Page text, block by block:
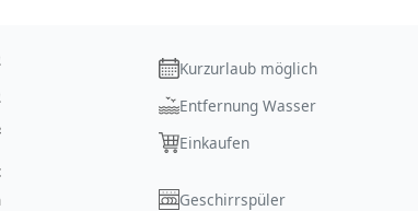
Kurzurlaub möglich
Entfernung Wasser
Einkaufen
Geschirrspüler